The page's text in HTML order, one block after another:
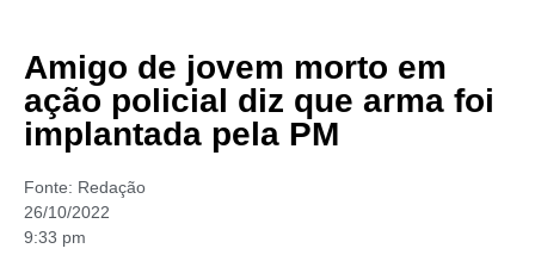
Amigo de jovem morto em
ação policial diz que arma foi
implantada pela PM
Fonte: Redação
26/10/2022
9:33 pm